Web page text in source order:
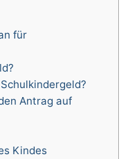
für
Antrag auf
Kindes